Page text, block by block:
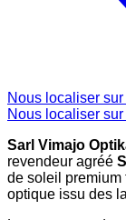
Nous localiser
Nous localiser
Sarl Vimajo
revendeur agréé
de soleil premium
optique issu des